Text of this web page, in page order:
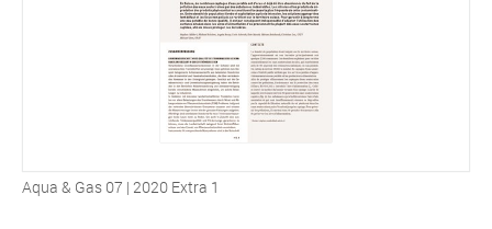
Aqua & Gas 07 | 2020 Extra 1